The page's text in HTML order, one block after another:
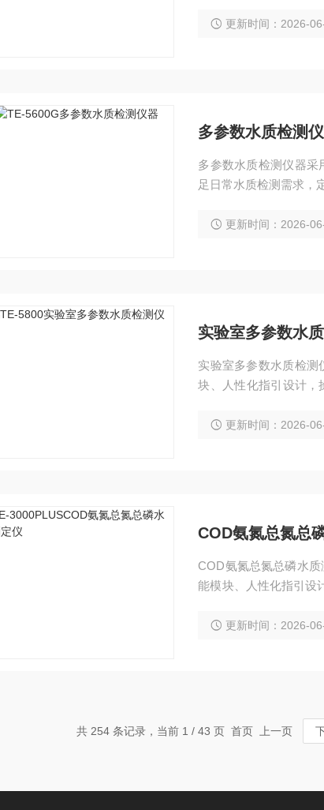
测定范围广、功能*、操
更新时间：2026-
多参数水质检测
多参数水质检测仪器采
足日常水质检测需求，
更新时间：2026-
实验室多参数水
实验室多参数水质检测
块、人性化指引设计，
更新时间：2026-
COD氨氮总氮总
COD氨氮总氮总磷水
能模块、人性化指引设
度直读更新时间：2026-
共 254 条记录，当前 1 / 43 页 首页 上一页